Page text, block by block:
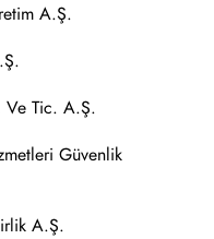
A.Ş.
Ve Tic. A.Ş.
Güvenlik
A.Ş.